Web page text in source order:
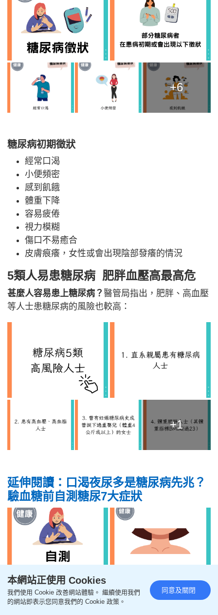
+6
糖尿病初期徵狀
經常口渴
小便頻密
感到飢餓
體重下降
容易疲倦
視力模糊
傷口不易癒合
皮膚痕癢，女性或會出現陰部發癢的情況
5類人易患糖尿病 肥胖血壓高最高危
甚麼人容易患上糖尿病？ 醫管局指出，肥胖、高血壓
等人士患糖尿病的風險也較高：
+1
延伸閱讀：口渴夜尿多是糖尿病先兆？
驗血糖前自測糖尿7大症狀
本網站正使用 Cookies
我們使用 Cookie 改善網站體驗。 繼續使用我們
的網站即表示您同意我們的 Cookie 政策。
同意及關閉